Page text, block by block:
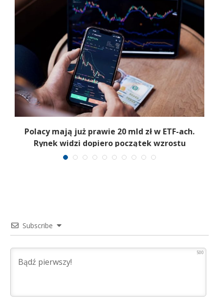
Polacy mają już prawie 20 mld zł w ETF-ach.
Rynek widzi dopiero początek wzrostu
Subscribe
500